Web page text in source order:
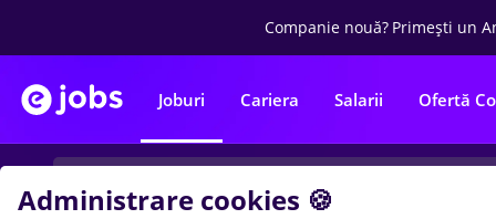
Companie nouă? Primești un
Joburi Cariera Salarii Ofertă
Administrare cookies 🍪